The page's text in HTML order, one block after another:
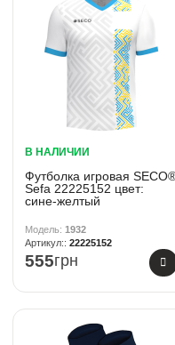
В НАЛИЧИИ
Футболка игровая
Sefa 22225152 цвет:
сине-желтый
1932
22225152
555грн